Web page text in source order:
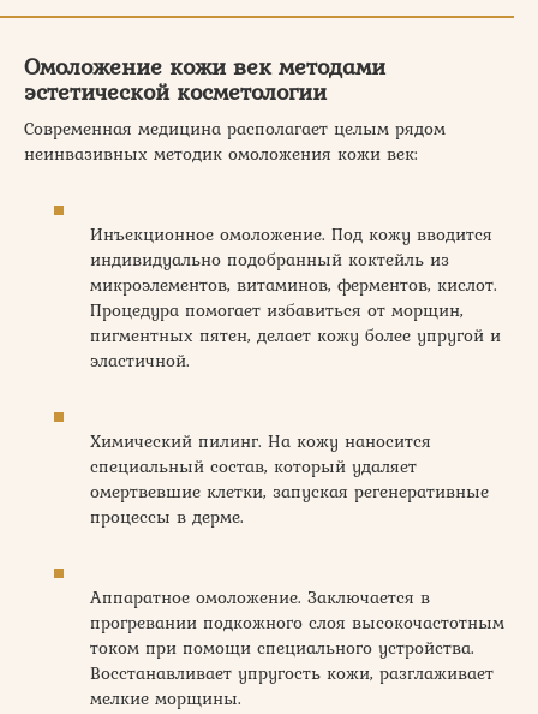
Омоложение кожи век методами
эстетической косметологии
Современная медицина располагает целым рядом
неинвазивных методик омоложения кожи век:
Инъекционное омоложение. Под кожу вводится
индивидуально подобранный коктейль из
микроэлементов, витаминов, ферментов, кислот.
Процедура помогает избавиться от морщин,
пигментных пятен, делает кожу более упругой и
эластичной.
Химический пилинг. На кожу наносится
специальный состав, который удаляет
омертвевшие клетки, запуская регенеративные
процессы в дерме.
Аппаратное омоложение. Заключается в
прогревании подкожного слоя высокочастотным
током при помощи специального устройства.
Восстанавливает упругость кожи, разглаживает
мелкие морщины.